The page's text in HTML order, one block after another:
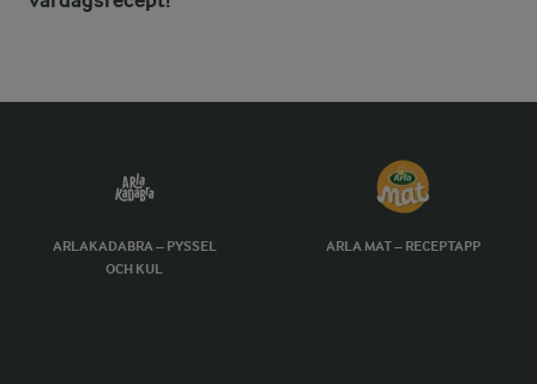
ARLAKADABRA – PYSSEL
OCH KUL
ARLA MAT – RECEPTAPP